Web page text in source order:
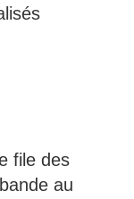
file des
au